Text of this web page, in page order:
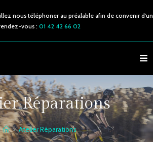
nous téléphoner au préalable afin de convenir d'un
vous : 01 42 42 66 02
Réparations
> Atelier Réparations